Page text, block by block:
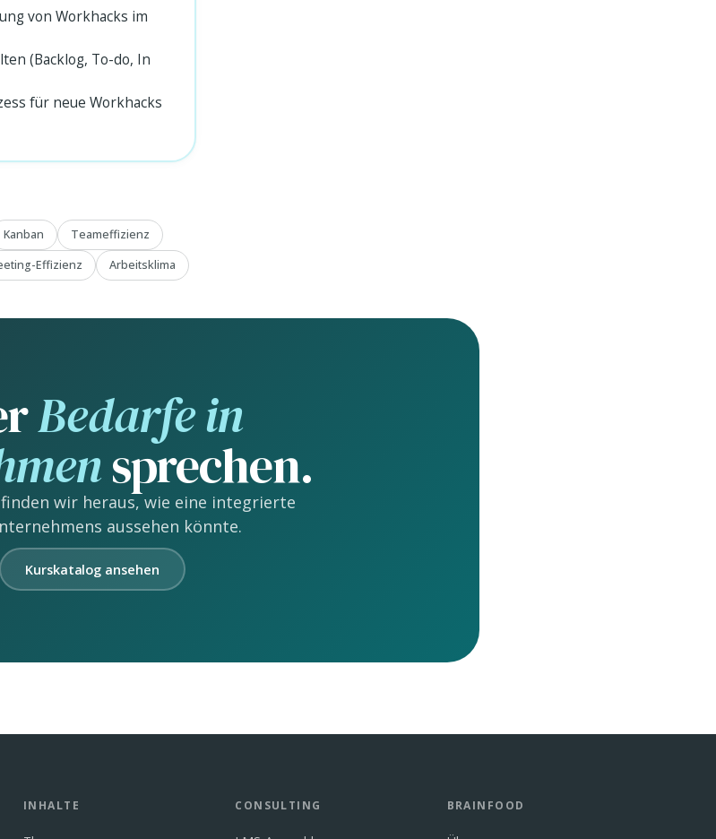
von Workhacks im
(Backlog, To-do, In
für neue Workhacks
Kanban
Teameffizienz
Effizienz
Arbeitsklima
Bedarfe in
sprechen.
wir heraus, wie eine integrierte
aussehen könnte.
Kurskatalog ansehen
INHALTE CONSULTING BRAINFOOD